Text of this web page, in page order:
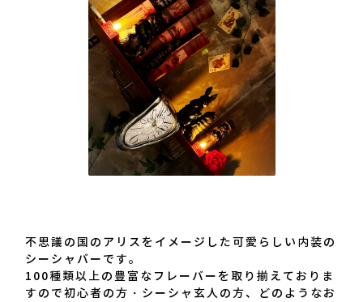
不思議の国のアリスをイメージした可愛らしい内装の
シーシャバーです。
100種類以上の豊富なフレーバーを取り揃えておりま
すので初心者の方・シーシャ玄人の方、どのようなお